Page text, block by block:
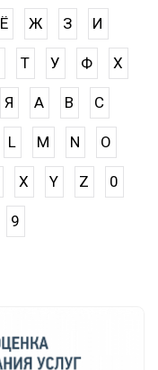
Ё Ж З И
Т У Ф Х
Я A B C
L M N O
X Y Z 0
9